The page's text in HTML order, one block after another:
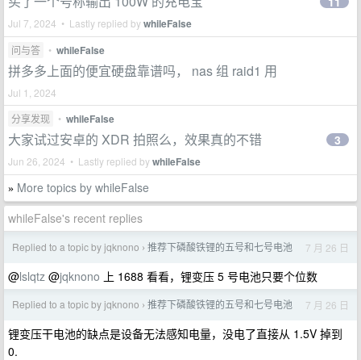
Jul 7, 2024 • Lastly replied bywhileFalse
问与答 • whileFalse
拼多多上面的便宜硬盘靠谱吗， nas 组 raid1 用
Jul 1, 2024
分享发现
• whileFalse
大家试过安卓的 XDR 拍照么，效果真的不错
Jun 26, 2024 • Lastly replied bywhileFalse
3
» More topics by whileFalse
whileFalse's recent replies
Replied to a topic by jqknono › 推荐下磷酸铁锂的五号和七号电池 7 月 26 日
@lslqtz @jqknono 上 1688 看看，锂变压 5 号电池只要个位数
Replied to a topic by jqknono › 推荐下磷酸铁锂的五号和七号电池 7 月 26 日
锂变压干电池的缺点是设备无法感知电量，没电了直接从 1.5V 掉到
0.